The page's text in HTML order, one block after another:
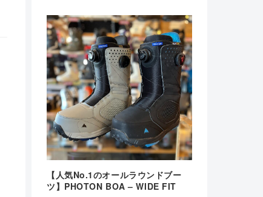
【人気No.1のオールラウンドブー
ツ】PHOTON BOA – WIDE FIT